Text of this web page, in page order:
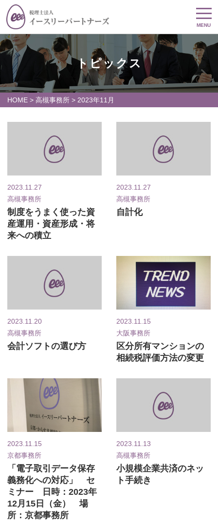
MENU
トピックス
HOME > 高槻事務所 > 2023年11月
2023.11.27
高槻事務所
制度をうまく使った資
産運用・資産形成・将
来への積立
2023.11.27
高槻事務所
自計化
2023.11.20
高槻事務所
会計ソフトの選び方
2023.11.15
大阪事務所
区分所有マンションの
相続税評価方法の変更
2023.11.15
京都事務所
「電子取引データ保存
義務化への対応」 セ
ミナー 日時：2023年
12月15日（金） 場
所：京都事務所
2023.11.13
高槻事務所
小規模企業共済のネッ
ト手続き